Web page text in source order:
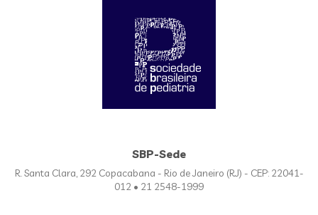
SBP-Sede
R. Santa Clara, 292 Copacabana - Rio de Janeiro (RJ) - CEP: 22041-
012 • 21 2548-1999